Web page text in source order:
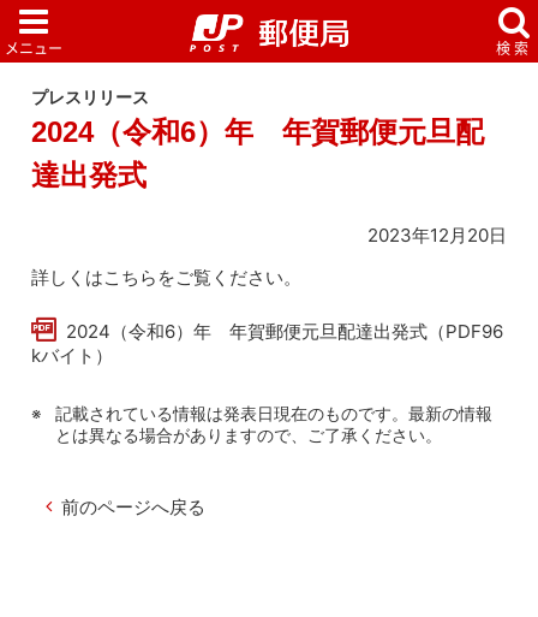
プレスリリース
2024（令和6）年 年賀郵便元旦配
達出発式
2023年12月20日
詳しくはこちらをご覧ください。
2024（令和6）年 年賀郵便元旦配達出発式（PDF96
kバイト）
記載されている情報は発表日現在のものです。最新の情報
とは異なる場合がありますので、ご了承ください。
前のページへ戻る